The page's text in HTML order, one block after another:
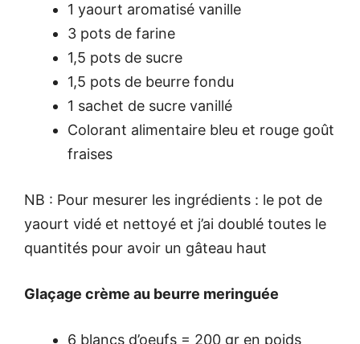
1 yaourt aromatisé vanille
3 pots de farine
1,5 pots de sucre
1,5 pots de beurre fondu
1 sachet de sucre vanillé
Colorant alimentaire bleu et rouge goût
fraises
NB : Pour mesurer les ingrédients : le pot de
yaourt vidé et nettoyé et j’ai doublé toutes le
quantités pour avoir un gâteau haut
Glaçage crème au beurre meringuée
6 blancs d’oeufs = 200 gr en poids